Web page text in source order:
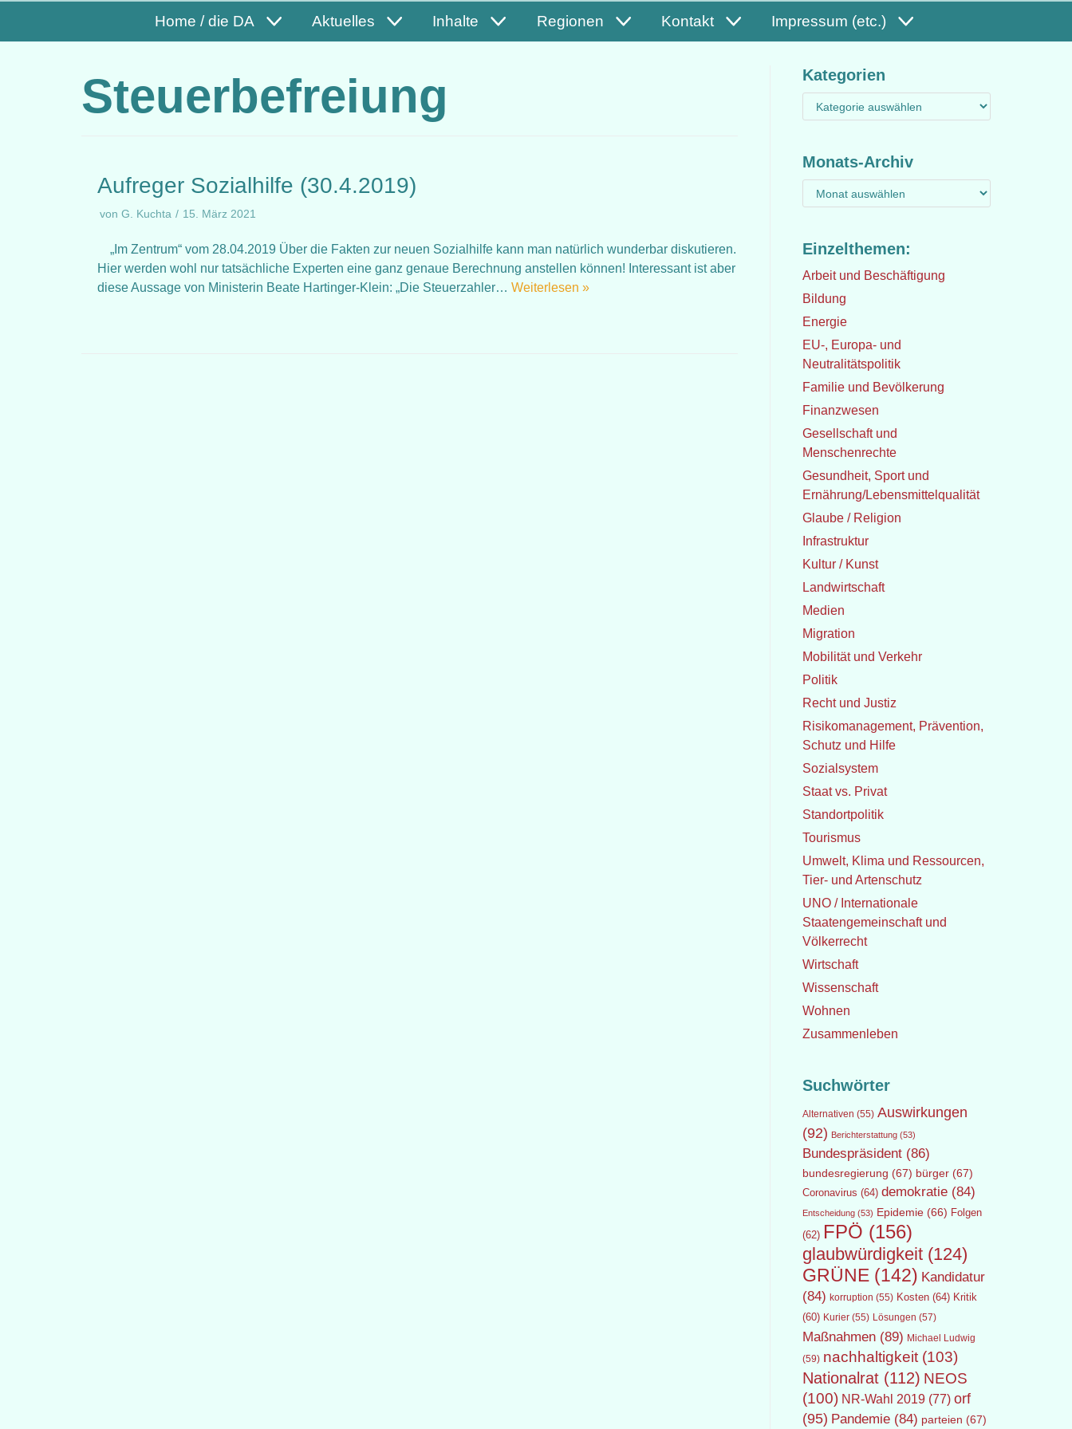
Home / die DA Aktuelles Inhalte Regionen Kontakt Impressum (etc.)
Steuerbefreiung
Aufreger Sozialhilfe (30.4.2019)
von G. Kuchta 15. März 2021
„Im Zentrum“ vom 28.04.2019 Über die Fakten zur neuen Sozialhilfe kann man natürlich wunderbar diskutieren.
Hier werden wohl nur tatsächliche Experten eine ganz genaue Berechnung anstellen können! Interessant ist aber
diese Aussage von Ministerin Beate Hartinger-Klein: „Die Steuerzahler… Weiterlesen »
Kategorien
Monats-Archiv
Einzelthemen:
Arbeit und Beschäftigung
Bildung
Energie
EU-, Europa- und
Neutralitätspolitik
Familie und Bevölkerung
Finanzwesen
Gesellschaft und
Menschenrechte
Gesundheit, Sport und
Ernährung/Lebensmittelqualität
Glaube / Religion
Infrastruktur
Kultur / Kunst
Landwirtschaft
Medien
Migration
Mobilität und Verkehr
Politik
Recht und Justiz
Risikomanagement, Prävention,
Schutz und Hilfe
Sozialsystem
Staat vs. Privat
Standortpolitik
Tourismus
Umwelt, Klima und Ressourcen,
Tier- und Artenschutz
UNO / Internationale
Staatengemeinschaft und
Völkerrecht
Wirtschaft
Wissenschaft
Wohnen
Zusammenleben
Suchwörter
Alternativen (55) Auswirkungen
(92) Berichterstattung(53)
Bundespräsident(86)
bundesregierung (67) bürger(67)
Coronavirus (64) demokratie(84)
Entscheidung(53) Epidemie(66) Folgen
(62) FPÖ (156)
glaubwürdigkeit(124)
GRÜNE(142) Kandidatur
(84) korruption (55) Kosten(64) Kritik
(60) Kurier(55) Lösungen (57)
Maßnahmen(89) Michael Ludwig
(59) nachhaltigkeit(103)
Nationalrat(112) NEOS
(100) NR-Wahl 2019(77) orf
(95) Pandemie(84) parteien (67)